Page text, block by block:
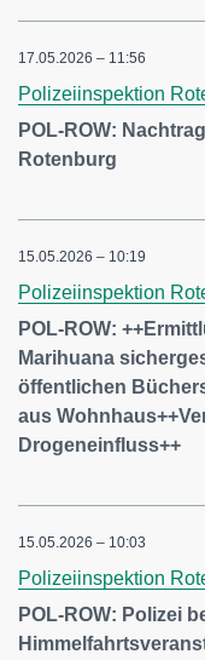
17.05.2026 – 11:56
Polizeiinspektion
POL-ROW:
Rotenburg
15.05.2026 – 10:19
Polizeiinspektion
POL-ROW:
Marihuana
öffentlichen
aus
Drogeneinfluss++
15.05.2026 – 10:03
Polizeiinspektion
POL-ROW: Polizei